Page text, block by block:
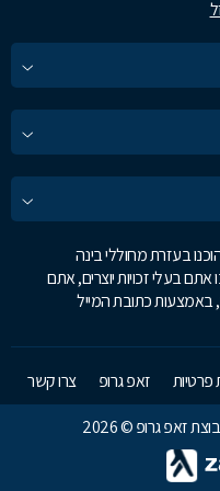
בעזרת מחוללי בינה
בעלי זכויות יוצרים, אתם
באמצעות כתובת המייל
פרטיות זאפ גרופ
צרו קשר
זאפ גרופ © 2026